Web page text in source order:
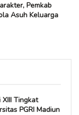
Pemkab
Asuh Keluarga
Tingkat
PGRI Madiun